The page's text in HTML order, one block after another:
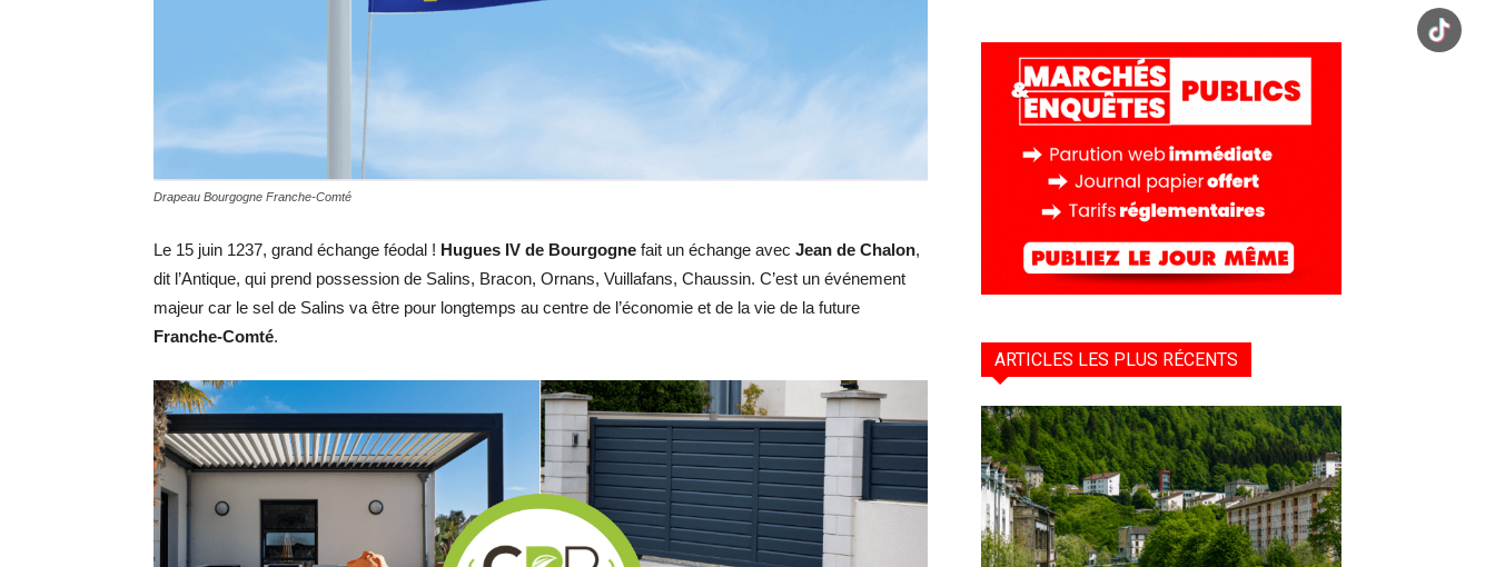
Drapeau Bourgogne Franche-Comté
Le 15 juin 1237, grand échange féodal ! Hugues IV de Bourgogne fait un échange avec Jean de Chalon,
dit l’Antique, qui prend possession de Salins, Bracon, Ornans, Vuillafans, Chaussin. C’est un événement
majeur car le sel de Salins va être pour longtemps au centre de l’économie et de la vie de la future
Franche-Comté.
ARTICLES LES PLUS RÉCENTS